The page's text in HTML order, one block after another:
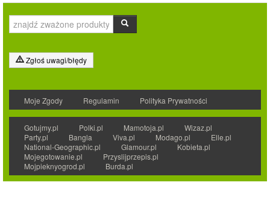
Zgłoś uwagi/błędy
Moje Zgody Regulamin Polityka Prywatności
Gotujmy.pl Polki.pl Mamotoja.pl
Wizaz.pl
Party.pl
Bangla Viva.pl Modago.pl
Elle.pl
National-Geographic.pl
Glamour.pl
Kobieta.pl
Mojegotowanie.pl
Przyslijprzepis.pl
Mojpieknyogrod.pl
Burda.pl